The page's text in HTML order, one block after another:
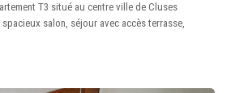
Chambre au rez-de-
chaussée
T3 situé au centre ville de Cluses
salon, séjour avec accès terrasse,